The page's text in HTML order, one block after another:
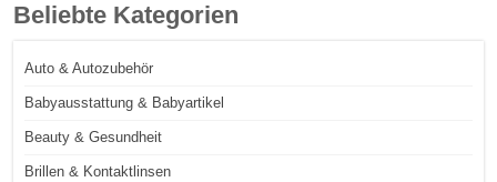
Beliebte Kategorien
Auto & Autozubehör
Babyausstattung & Babyartikel
Beauty & Gesundheit
Brillen & Kontaktlinsen